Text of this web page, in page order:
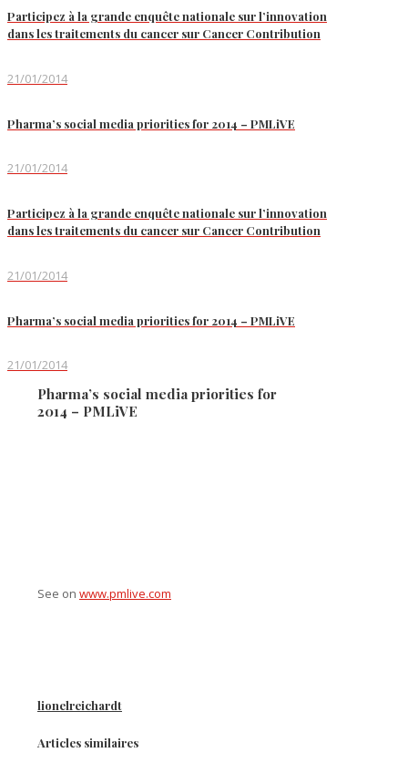
Participez à la grande enquête nationale sur l’innovation
dans les traitements du cancer sur Cancer Contribution
21/01/2014
Pharma’s social media priorities for 2014 – PMLiVE
21/01/2014
Participez à la grande enquête nationale sur l’innovation
dans les traitements du cancer sur Cancer Contribution
21/01/2014
Pharma’s social media priorities for 2014 – PMLiVE
21/01/2014
Pharma’s social media priorities for
2014 – PMLiVE
See on www.pmlive.com
lionelreichardt
Articles similaires